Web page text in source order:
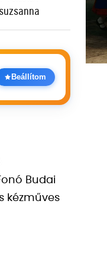
Beállítom
Budai
kézműves